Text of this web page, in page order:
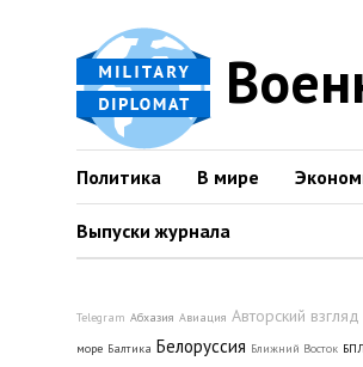
Политика В мире
Выпуски журнала
Telegram Абхазия Авиация Авторский взгляд
море Балтика Белоруссия Ближний Восток